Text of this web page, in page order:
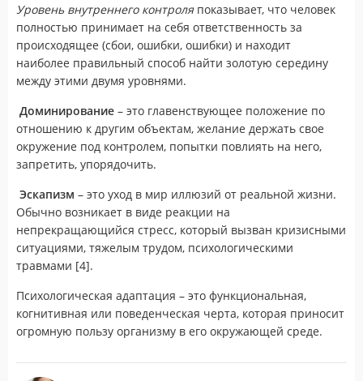
Уровень внутреннего контроляпоказывает, что человек
полностью принимает на себя ответственность за
происходящее (сбои, ошибки, ошибки) и находит
наиболее правильный способ найти золотую середину
между этими двумя уровнями.
Доминирование – это главенствующее положение по
отношению к другим объектам, желание держать свое
окружение под контролем, попытки повлиять на него,
запретить, упорядочить.
Эскапизм – это уход в мир иллюзий от реальной жизни.
Обычно возникает в виде реакции на
непрекращающийся стресс, который вызван кризисными
ситуациями, тяжелым трудом, психологическими
травмами [4].
Психологическая адаптация – это функциональная,
когнитивная или поведенческая черта, которая приносит
огромную пользу организму в его окружающей среде.